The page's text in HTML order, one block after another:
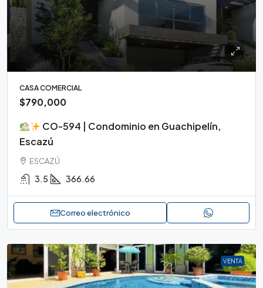
CASA COMERCIAL
$790,000
CO-594 | Condominio en Guachipelín,
Escazú
ESCAZÚ
3.5 366.66
Correo electrónico
VENTA